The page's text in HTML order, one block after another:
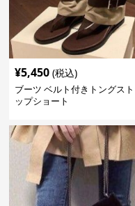
¥5,450 (税込)
ブーツ ベルト付きトングス
ップショート